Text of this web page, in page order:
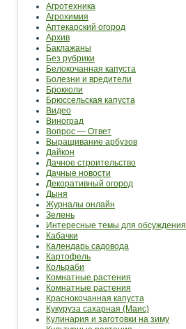
Агротехника
Агрохимия
Аптекарский огород
Архив
Баклажаны
Без рубрики
Белокочанная капуста
Болезни и вредители
Брокколи
Брюссельская капуста
Видео
Виноград
Вопрос — Ответ
Выращивание арбузов
Дайкон
Дачное строительство
Дачные новости
Декоративный огород
Дыня
Журналы онлайн
Зелень
Интересные темы для обсуждения
Кабачки
Календарь садовода
Картофель
Кольраби
Комнатные растения
Комнатные растения
Краснокочанная капуста
Кукуруза сахарная (Маис)
Кулинария и заготовки на зиму